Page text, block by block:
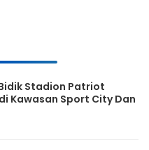
Stadion Patriot
Kawasan Sport City Dan